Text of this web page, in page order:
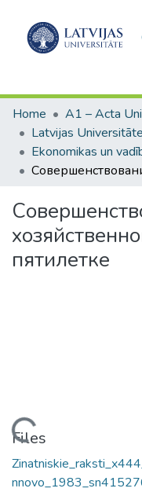
Home
пятилетке
Loading...
Files